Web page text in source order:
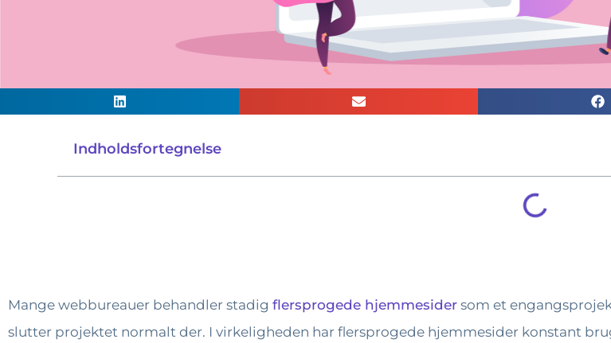
Indholdsfortegnelse
Mange webbureauer behandler stadig flersprogede hjemmesider som et
slutter projektet normalt der. I virkeligheden har flersprogede hjemmesider konstant